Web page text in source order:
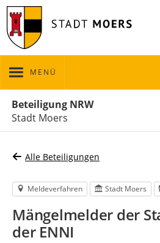
MENÜ
Beteiligung NRW
Stadt Moers
Alle Beteiligungen
Meldeverfahren Stadt Moers
Mängelmelder der
der ENNI